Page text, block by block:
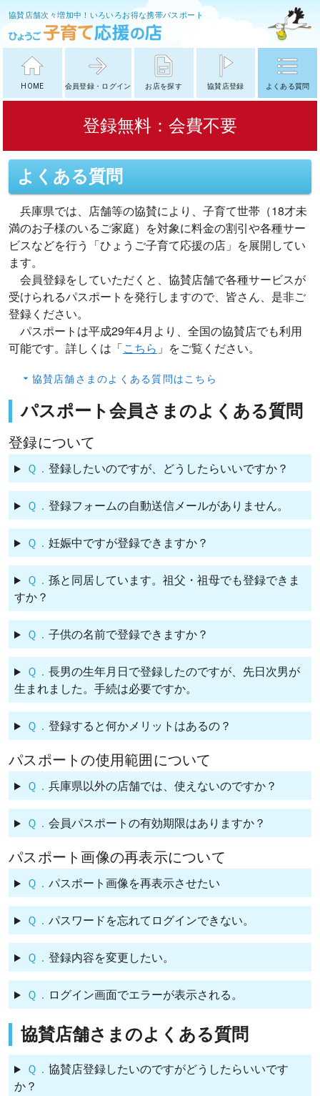
協賛店舗次々増加中！いろいろお得な携帯パスポート
HOME 会員登録・ログイン お店を探す 協賛店登録 よくある質問
登録無料：会費不要
よくある質問
兵庫県では、店舗等の協賛により、子育て世帯（18才未
満のお子様のいるご家庭）を対象に料金の割引や各種サー
ビスなどを行う「ひょうご子育て応援の店」を展開してい
ます。
会員登録をしていただくと、協賛店舗で各種サービスが
受けられるパスポートを発行しますので、皆さん、是非ご
登録ください。
パスポートは平成29年4月より、全国の協賛店でも利用
可能です。詳しくは「こちら 」をご覧ください。
協賛店舗さまのよくある質問はこちら
パスポート会員さまのよくある質問
登録について
Ｑ． 登録したいのですが、どうしたらいいですか？
Ｑ． 登録フォームの自動送信メールがありません。
Ｑ． 妊娠中ですが登録できますか？
Ｑ． 孫と同居しています。祖父・祖母でも登録できま
すか？
Ｑ． 子供の名前で登録できますか？
Ｑ． 長男の生年月日で登録したのですが、先日次男が
生まれました。手続は必要ですか。
Ｑ． 登録すると何かメリットはあるの？
パスポートの使用範囲について
Ｑ． 兵庫県以外の店舗では、使えないのですか？
Ｑ． 会員パスポートの有効期限はありますか？
パスポート画像の再表示について
Ｑ． パスポート画像を再表示させたい
Ｑ． パスワードを忘れてログインできない。
Ｑ． 登録内容を変更したい。
Ｑ． ログイン画面でエラーが表示される。
協賛店舗さまのよくある質問
Ｑ． 協賛店登録したいのですがどうしたらいいです
か？